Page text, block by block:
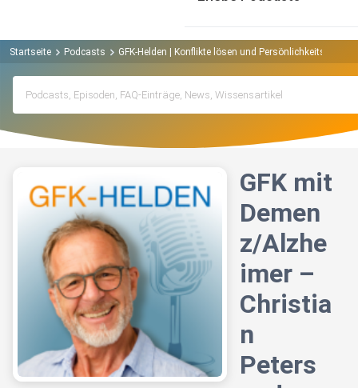
Startseite Podcasts GFK-Helden | Konflikte lösen und
GFK mit
Demen
z/Alzhe
imer –
Christia
n
Peters